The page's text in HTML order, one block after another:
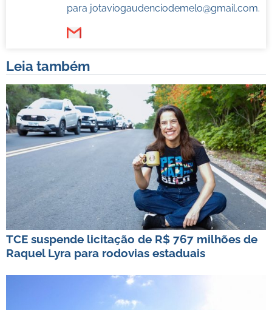
para jotaviogaudenciodemelo@gmail.com.
Leia também
TCE suspende licitação de R$ 767 milhões de
Raquel Lyra para rodovias estaduais